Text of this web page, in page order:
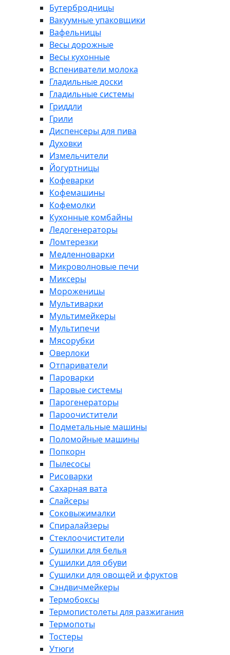
Бутербродницы
Вакуумные упаковщики
Вафельницы
Весы дорожные
Весы кухонные
Вспениватели молока
Гладильные доски
Гладильные системы
Гриддли
Грили
Диспенсеры для пива
Духовки
Измельчители
Йогуртницы
Кофеварки
Кофемашины
Кофемолки
Кухонные комбайны
Ледогенераторы
Ломтерезки
Медленноварки
Микроволновые печи
Миксеры
Мороженицы
Мультиварки
Мультимейкеры
Мультипечи
Мясорубки
Оверлоки
Отпариватели
Пароварки
Паровые системы
Парогенераторы
Пароочистители
Подметальные машины
Поломойные машины
Попкорн
Пылесосы
Рисоварки
Сахарная вата
Слайсеры
Соковыжималки
Спиралайзеры
Стеклоочистители
Сушилки для белья
Сушилки для обуви
Сушилки для овощей и фруктов
Сэндвичмейкеры
Термобоксы
Термопистолеты для разжигания
Термопоты
Тостеры
Утюги